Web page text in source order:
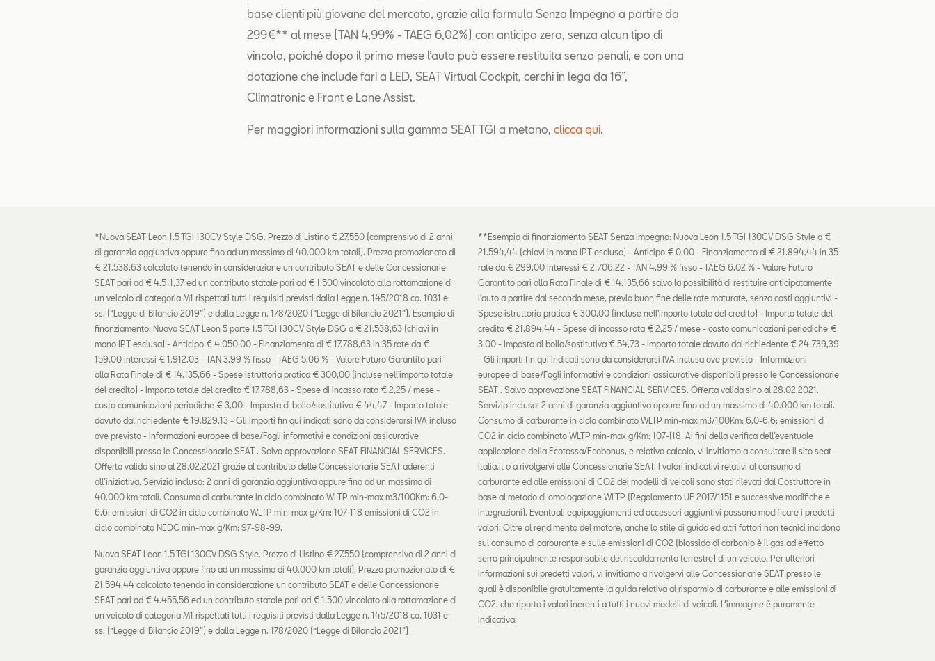
base clienti più giovane del mercato, grazie alla formula Senza Impegno a partire da
299€** al mese (TAN 4,99% - TAEG 6,02%) con anticipo zero, senza alcun tipo di
vincolo, poiché dopo il primo mese l’auto può essere restituita senza penali, e con una
dotazione che include fari a LED, SEAT Virtual Cockpit, cerchi in lega da 16”,
Climatronic e Front e Lane Assist.
Per maggiori informazioni sulla gamma SEAT TGI a metano, clicca qui.
*Nuova SEAT Leon 1.5 TGI 130CV Style DSG. Prezzo di Listino € 27.550 (comprensivo di 2 anni
di garanzia aggiuntiva oppure fino ad un massimo di 40.000 km totali). Prezzo promozionato di
€ 21.538,63 calcolato tenendo in considerazione un contributo SEAT e delle Concessionarie
SEAT pari ad € 4.511,37 ed un contributo statale pari ad € 1.500 vincolato alla rottamazione di
un veicolo di categoria M1 rispettati tutti i requisiti previsti dalla Legge n. 145/2018 co. 1031 e
ss. (“Legge di Bilancio 2019”) e dalla Legge n. 178/2020 (“Legge di Bilancio 2021”). Esempio di
finanziamento: Nuova SEAT Leon 5 porte 1.5 TGI 130CV Style DSG a € 21.538,63 (chiavi in
mano IPT esclusa) - Anticipo € 4.050,00 - Finanziamento di € 17.788,63 in 35 rate da €
159,00 Interessi € 1.912,03 - TAN 3,99 % fisso - TAEG 5,06 % - Valore Futuro Garantito pari
alla Rata Finale di € 14.135,66 - Spese istruttoria pratica € 300,00 (incluse nell'importo totale
del credito) - Importo totale del credito € 17.788,63 - Spese di incasso rata € 2,25 / mese -
costo comunicazioni periodiche € 3,00 - Imposta di bollo/sostitutiva € 44,47 - Importo totale
dovuto dal richiedente € 19.829,13 - Gli importi fin qui indicati sono da considerarsi IVA inclusa
ove previsto - Informazioni europee di base/Fogli informativi e condizioni assicurative
disponibili presso le Concessionarie SEAT . Salvo approvazione SEAT FINANCIAL SERVICES.
Offerta valida sino al 28.02.2021 grazie al contributo delle Concessionarie SEAT aderenti
all’iniziativa. Servizio incluso: 2 anni di garanzia aggiuntiva oppure fino ad un massimo di
40.000 km totali. Consumo di carburante in ciclo combinato WLTP min-max m3/100Km: 6,0-
6,6; emissioni di CO2 in ciclo combinato WLTP min-max g/Km: 107-118 emissioni di CO2 in
ciclo combinato NEDC min-max g/Km: 97-98-99.
Nuova SEAT Leon 1.5 TGI 130CV DSG Style. Prezzo di Listino € 27.550 (comprensivo di 2 anni di
garanzia aggiuntiva oppure fino ad un massimo di 40.000 km totali). Prezzo promozionato di €
21.594,44 calcolato tenendo in considerazione un contributo SEAT e delle Concessionarie
SEAT pari ad € 4.455,56 ed un contributo statale pari ad € 1.500 vincolato alla rottamazione di
un veicolo di categoria M1 rispettati tutti i requisiti previsti dalla Legge n. 145/2018 co. 1031 e
ss. (“Legge di Bilancio 2019”) e dalla Legge n. 178/2020 (“Legge di Bilancio 2021”)
**Esempio di finanziamento SEAT Senza Impegno: Nuova Leon 1.5 TGI 130CV DSG Style a €
21.594,44 (chiavi in mano IPT esclusa) - Anticipo € 0,00 - Finanziamento di € 21.894,44 in 35
rate da € 299,00 Interessi € 2.706,22 - TAN 4,99 % fisso - TAEG 6,02 % - Valore Futuro
Garantito pari alla Rata Finale di € 14.135,66 salvo la possibilità di restituire anticipatamente
l'auto a partire dal secondo mese, previo buon fine delle rate maturate, senza costi aggiuntivi -
Spese istruttoria pratica € 300,00 (incluse nell'importo totale del credito) - Importo totale del
credito € 21.894,44 - Spese di incasso rata € 2,25 / mese - costo comunicazioni periodiche €
3,00 - Imposta di bollo/sostitutiva € 54,73 - Importo totale dovuto dal richiedente € 24.739,39
- Gli importi fin qui indicati sono da considerarsi IVA inclusa ove previsto - Informazioni
europee di base/Fogli informativi e condizioni assicurative disponibili presso le Concessionarie
SEAT . Salvo approvazione SEAT FINANCIAL SERVICES. Offerta valida sino al 28.02.2021.
Servizio incluso: 2 anni di garanzia aggiuntiva oppure fino ad un massimo di 40.000 km totali.
Consumo di carburante in ciclo combinato WLTP min-max m3/100Km: 6,0-6,6; emissioni di
CO2 in ciclo combinato WLTP min-max g/Km: 107-118. Ai fini della verifica dell’eventuale
applicazione della Ecotassa/Ecobonus, e relativo calcolo, vi invitiamo a consultare il sito seat-
italia.it o a rivolgervi alle Concessionarie SEAT. I valori indicativi relativi al consumo di
carburante ed alle emissioni di CO2 dei modelli di veicoli sono stati rilevati dal Costruttore in
base al metodo di omologazione WLTP (Regolamento UE 2017/1151 e successive modifiche e
integrazioni). Eventuali equipaggiamenti ed accessori aggiuntivi possono modificare i predetti
valori. Oltre al rendimento del motore, anche lo stile di guida ed altri fattori non tecnici incidono
sul consumo di carburante e sulle emissioni di CO2 (biossido di carbonio è il gas ad effetto
serra principalmente responsabile del riscaldamento terrestre) di un veicolo. Per ulteriori
informazioni sui predetti valori, vi invitiamo a rivolgervi alle Concessionarie SEAT presso le
quali è disponibile gratuitamente la guida relativa al risparmio di carburante e alle emissioni di
CO2, che riporta i valori inerenti a tutti i nuovi modelli di veicoli. L’immagine è puramente
indicativa.